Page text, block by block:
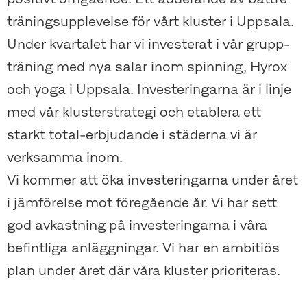
träningsupplevelse för vårt kluster i Uppsala.
Under kvartalet har vi investerat i vår grupp-
träning med nya salar inom spinning, Hyrox
och yoga i Uppsala. Investeringarna är i linje
med vår klusterstrategi och etablera ett
starkt total-erbjudande i städerna vi är
verksamma inom.
Vi kommer att öka investeringarna under året
i jämförelse mot föregående år. Vi har sett
god avkastning på investeringarna i våra
befintliga anläggningar. Vi har en ambitiös
plan under året där våra kluster prioriteras.